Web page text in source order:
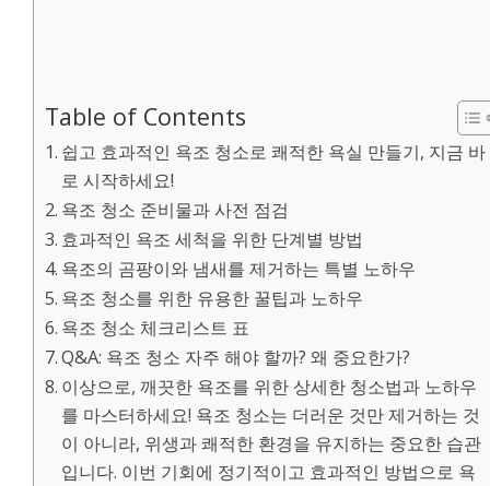
Table of Contents
쉽고 효과적인 욕조 청소로 쾌적한 욕실 만들기, 지금 바
로 시작하세요!
욕조 청소 준비물과 사전 점검
효과적인 욕조 세척을 위한 단계별 방법
욕조의 곰팡이와 냄새를 제거하는 특별 노하우
욕조 청소를 위한 유용한 꿀팁과 노하우
욕조 청소 체크리스트 표
Q&A: 욕조 청소 자주 해야 할까? 왜 중요한가?
이상으로, 깨끗한 욕조를 위한 상세한 청소법과 노하우
를 마스터하세요! 욕조 청소는 더러운 것만 제거하는 것
이 아니라, 위생과 쾌적한 환경을 유지하는 중요한 습관
입니다. 이번 기회에 정기적이고 효과적인 방법으로 욕